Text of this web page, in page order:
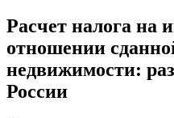
Расчет налога на
отношении
недвижимости:
России